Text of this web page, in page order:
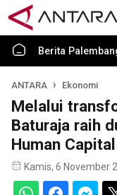
Berita
ANTARA Ekonomi
Melalui
Baturaja raih
Human
Kamis, 6 November